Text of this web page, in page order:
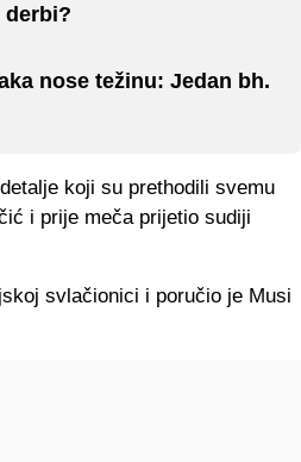
derbi?
nose težinu: Jedan bh.
koji su prethodili svemu
i prije meča prijetio sudiji
svlačionici i poručio je Musi